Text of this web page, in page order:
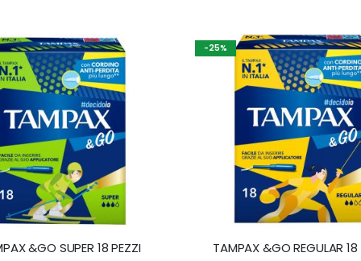
&GO SUPER 18 PEZZI
-25%
TAMPAX &GO REGULAR 18